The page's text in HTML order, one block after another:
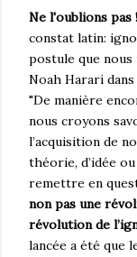
Ne l'oublions pas !
constat latin:
postule que nous
Noah Harari
"De manière
nous croyons
l’acquisition de
théorie, d’idée
remettre en
non pas une
révolution de
lancée a été que